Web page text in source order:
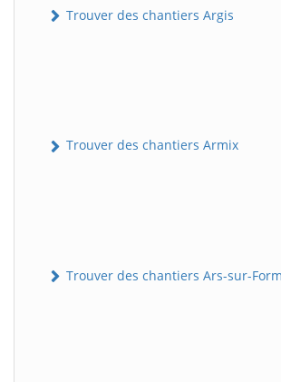
Trouver des chantiers Argis
Trouver des chantiers Armix
Trouver des chantiers Ars-sur-